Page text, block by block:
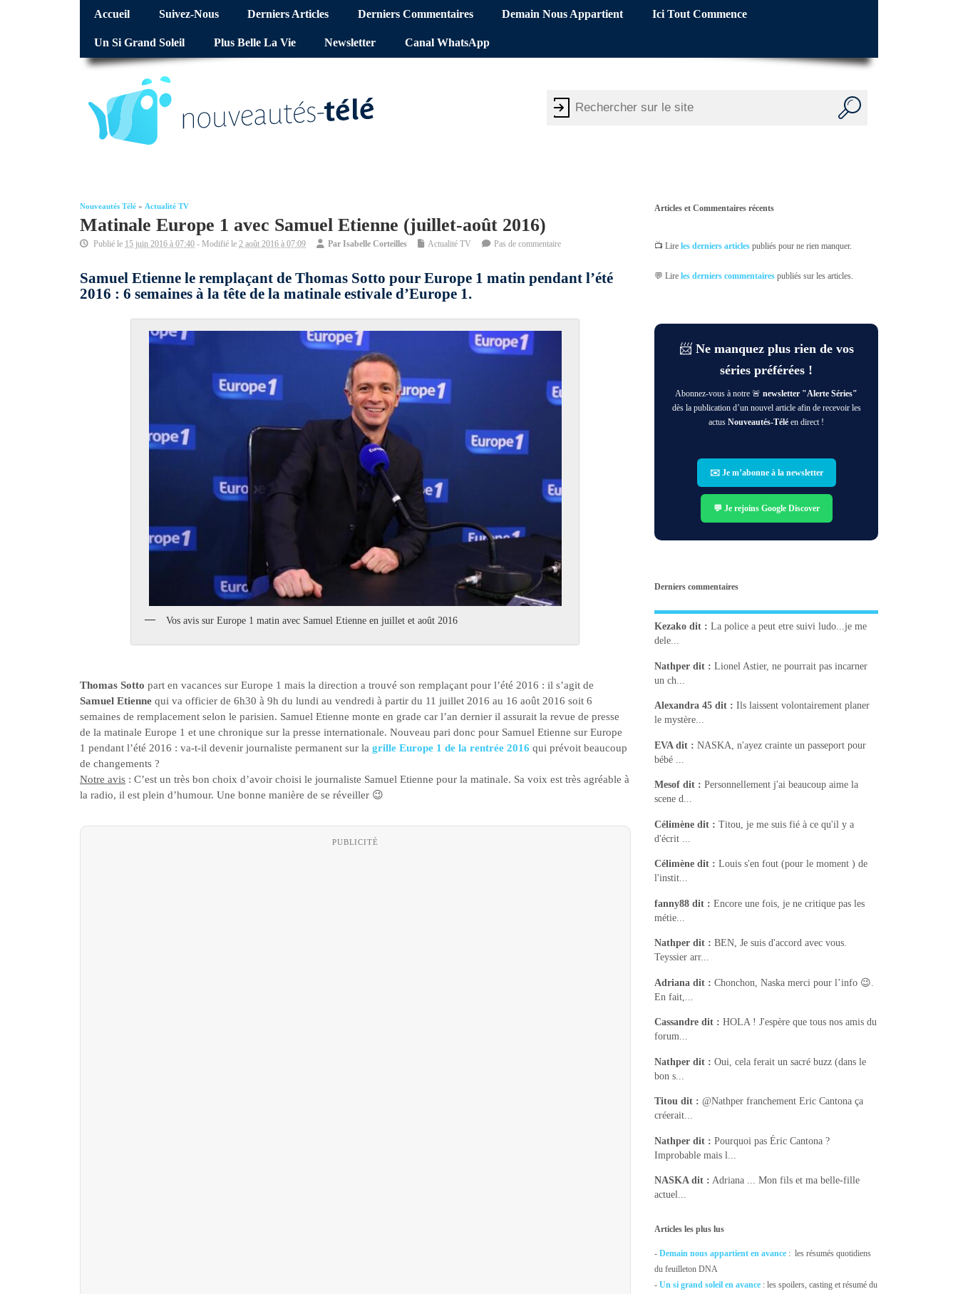
Accueil Suivez-Nous Derniers Articles Derniers Commentaires Demain Nous Appartient Ici Tout Commence
Un Si Grand Soleil Plus Belle La Vie Newsletter Canal WhatsApp
Nouveautés Télé » Actualité TV
Matinale Europe 1 avec Samuel Etienne (juillet-août 2016)
Publié le 15 juin 2016 à 07:40 - Modifié le 2 août 2016 à 07:09 Par Isabelle Corteilles Actualité TV Pas de commentaire
Samuel Etienne le remplaçant de Thomas Sotto pour Europe 1 matin pendant l’été
2016 : 6 semaines à la tête de la matinale estivale d’Europe 1.
Vos avis sur Europe 1 matin avec Samuel Etienne en juillet et août 2016
Thomas Sotto part en vacances sur Europe 1 mais la direction a trouvé son remplaçant pour l’été 2016 : il s’agit de
Samuel Etienne qui va officier de 6h30 à 9h du lundi au vendredi à partir du 11 juillet 2016 au 16 août 2016 soit 6
semaines de remplacement selon le parisien. Samuel Etienne monte en grade car l’an dernier il assurait la revue de presse
de la matinale Europe 1 et une chronique sur la presse internationale. Nouveau pari donc pour Samuel Etienne sur Europe
1 pendant l’été 2016 : va-t-il devenir journaliste permanent sur la grille Europe 1 de la rentrée 2016 qui prévoit beaucoup
de changements ?
Notre avis : C’est un très bon choix d’avoir choisi le journaliste Samuel Etienne pour la matinale. Sa voix est très agréable à
la radio, il est plein d’humour. Une bonne manière de se réveiller 😉
PUBLICITÉ
Articles et Commentaires récents
📺 Lireles derniers articles publiés pour ne rien manquer.
💬 Lireles derniers commentaires publiés sur les articles.
📨 Ne manquez plus rien de vos
séries préférées !
Abonnez-vous à notre 🚨newsletter "Alerte Séries"
dès la publication d’un nouvel article afin de recevoir les
actusNouveautés-Télé en direct !
✉️ Je m’abonne à la newsletter
💬 Je rejoins Google Discover
Derniers commentaires
Kezako dit : La police a peut etre suivi ludo...je me
dele...
Nathper dit : Lionel Astier, ne pourrait pas incarner
un ch...
Alexandra 45 dit : Ils laissent volontairement planer
le mystère...
EVA dit : NASKA, n'ayez crainte un passeport pour
bébé ...
Mesof dit : Personnellement j'ai beaucoup aime la
scene d...
Célimène dit : Titou, je me suis fié à ce qu'il y a
d'écrit ...
Célimène dit : Louis s'en fout (pour le moment ) de
l'instit...
fanny88 dit : Encore une fois, je ne critique pas les
métie...
Nathper dit : BEN, Je suis d'accord avec vous.
Teyssier arr...
Adriana dit : Chonchon, Naska merci pour l’info 😉.
En fait,...
Cassandre dit : HOLA ! J'espère que tous nos amis du
forum...
Nathper dit : Oui, cela ferait un sacré buzz (dans le
bon s...
Titou dit : @Nathper franchement Eric Cantona ça
créerait...
Nathper dit : Pourquoi pas Éric Cantona ?
Improbable mais l...
NASKAdit : Adriana ... Mon fils et ma belle-fille
actuel...
Articles les plus lus
-Demain nous appartient en avance : les résumés quotidiens
du feuilleton DNA
-Un si grand soleil en avance : les spoilers, casting et résumé du